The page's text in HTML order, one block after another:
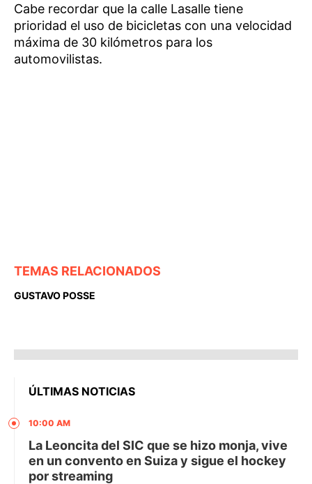
Cabe recordar que la calle Lasalle tiene
prioridad el uso de bicicletas con una velocidad
máxima de 30 kilómetros para los
automovilistas.
TEMAS RELACIONADOS
GUSTAVO POSSE
ÚLTIMAS NOTICIAS
10:00 AM
La Leoncita del SIC que se hizo monja, vive
en un convento en Suiza y sigue el hockey
por streaming